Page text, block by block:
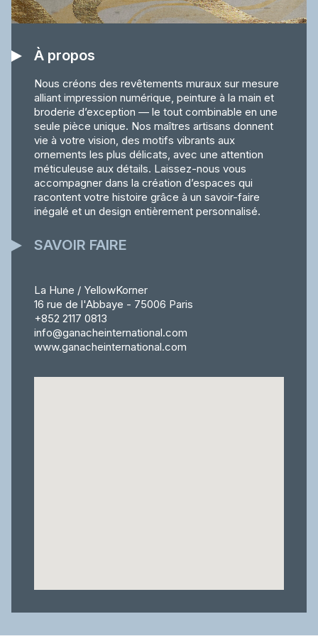
À propos
Nous créons des revêtements muraux sur mesure
alliant impression numérique, peinture à la main et
broderie d’exception — le tout combinable en une
seule pièce unique. Nos maîtres artisans donnent
vie à votre vision, des motifs vibrants aux
ornements les plus délicats, avec une attention
méticuleuse aux détails. Laissez-nous vous
accompagner dans la création d’espaces qui
racontent votre histoire grâce à un savoir-faire
inégalé et un design entièrement personnalisé.
SAVOIR FAIRE
La Hune / YellowKorner
16 rue de l'Abbaye - 75006 Paris
+852 2117 0813
info@ganacheinternational.com
www.ganacheinternational.com